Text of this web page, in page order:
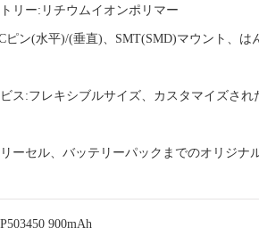
リー:リチウムイオンポリマー
ピン(水平)/(垂直)、SMT(SMD)マウント、
ス:フレキシブルサイズ、カスタマイズさ
ーセル、バッテリーパックまでのオリジナ
900mAh